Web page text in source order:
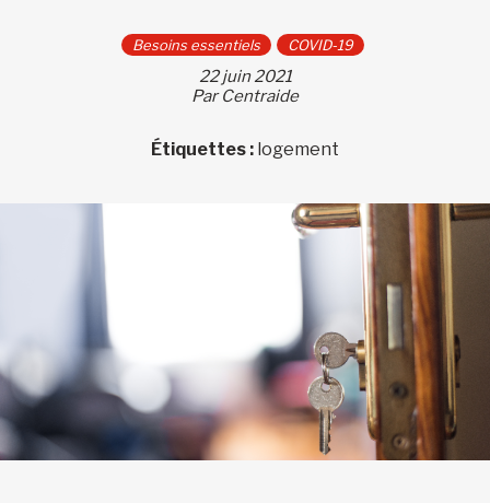
Besoins essentiels COVID-19
22 juin 2021
Par Centraide
Étiquettes : logement